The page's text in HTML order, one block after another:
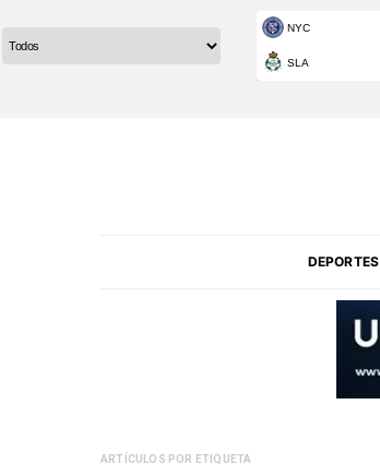
DEPORTES
ARTÍCULOS POR ETIQUETA